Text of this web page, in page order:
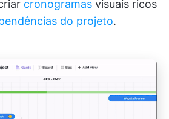
cronogramas visuais ricos
do projeto.